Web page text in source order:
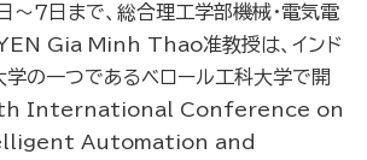
７日まで、総合理工学部機械・電気電
Gia Minh Thao准教授は、インド
学の一つであるベロール工科大学で開
International Conference on
Automation and